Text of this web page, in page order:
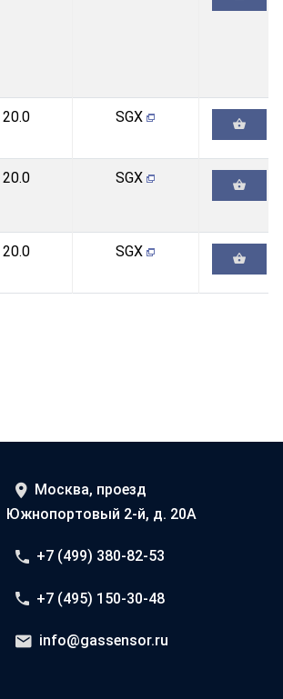
20.0 SGX
20.0 SGX
20.0 SGX
Москва, проезд
Южнопортовый 2-й, д. 20А
+7 (499) 380-82-53
+7 (495) 150-30-48
info@gassensor.ru